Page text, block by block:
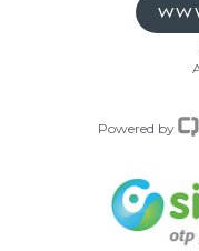
Powered by